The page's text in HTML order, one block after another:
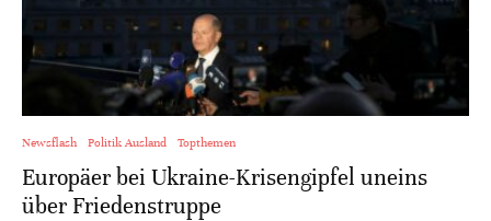
Newsflash Politik Ausland Topthemen
Europäer bei Ukraine-Krisengipfel uneins
über Friedenstruppe